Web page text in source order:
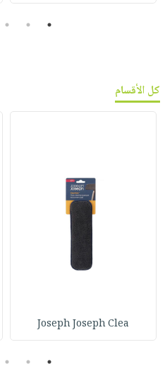
1
2
3
كل الأقسام
Joseph Joseph Clea
1
2
3